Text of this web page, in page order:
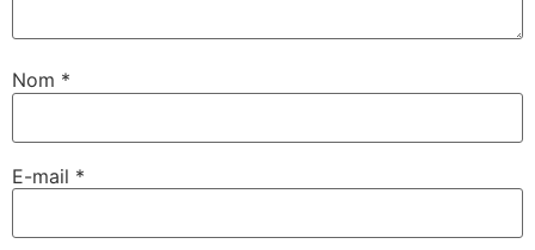
Nom *
E-mail *